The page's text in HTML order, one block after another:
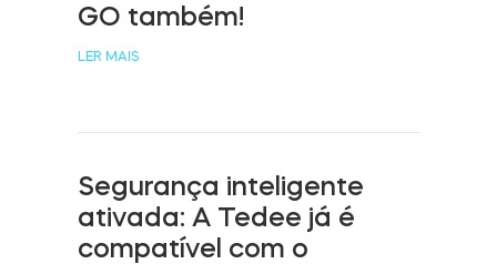
Adaptadores
Acesso ao domicílio
Tedee Keypad PRO
GO também!
LER MAIS
Segurança inteligente
ativada: A Tedee já é
compatível com o